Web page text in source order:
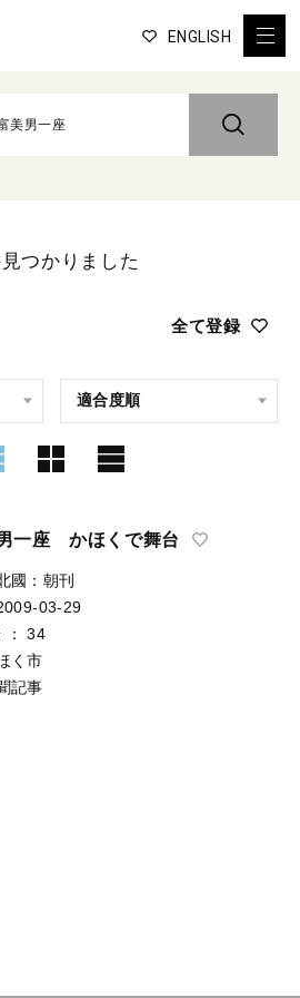
ENGLISH
全て登録
つかりました
一座 かほくで舞台
國：朝刊
03-29
：
34
く市
記事